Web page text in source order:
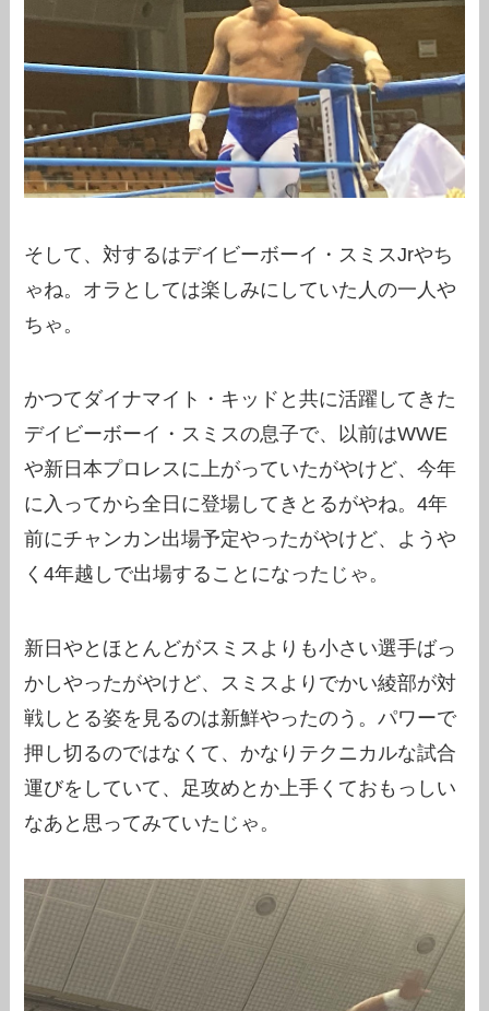
そして、対するはデイビーボーイ・スミスJrやち
ゃね。オラとしては楽しみにしていた人の一人や
ちゃ。
かつてダイナマイト・キッドと共に活躍してきた
デイビーボーイ・スミスの息子で、以前はWWE
や新日本プロレスに上がっていたがやけど、今年
に入ってから全日に登場してきとるがやね。4年
前にチャンカン出場予定やったがやけど、ようや
く4年越しで出場することになったじゃ。
新日やとほとんどがスミスよりも小さい選手ばっ
かしやったがやけど、スミスよりでかい綾部が対
戦しとる姿を見るのは新鮮やったのう。パワーで
押し切るのではなくて、かなりテクニカルな試合
運びをしていて、足攻めとか上手くておもっしい
なあと思ってみていたじゃ。